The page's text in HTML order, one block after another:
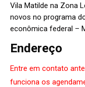
Vila Matilde na Zona
novos no programa
econômica federal –
Endereço
Entre em contato
funciona os